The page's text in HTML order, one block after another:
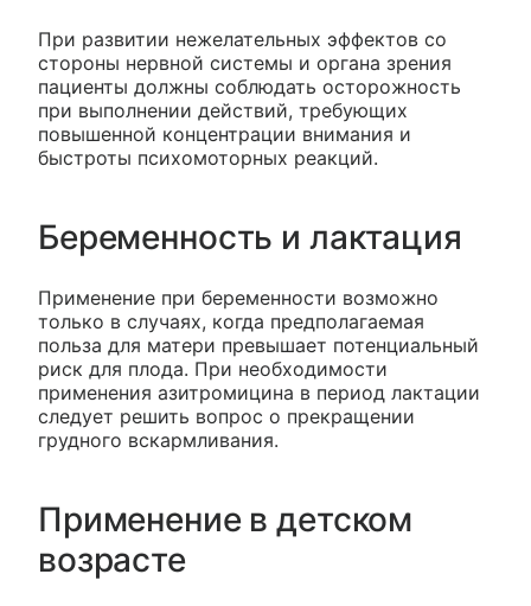
При развитии нежелательных эффектов со
стороны нервной системы и органа зрения
пациенты должны соблюдать осторожность
при выполнении действий, требующих
повышенной концентрации внимания и
быстроты психомоторных реакций.
Беременность и лактация
Применение при беременности возможно
только в случаях, когда предполагаемая
польза для матери превышает потенциальный
риск для плода. При необходимости
применения азитромицина в период лактации
следует решить вопрос о прекращении
грудного вскармливания.
Применение в детском
возрасте